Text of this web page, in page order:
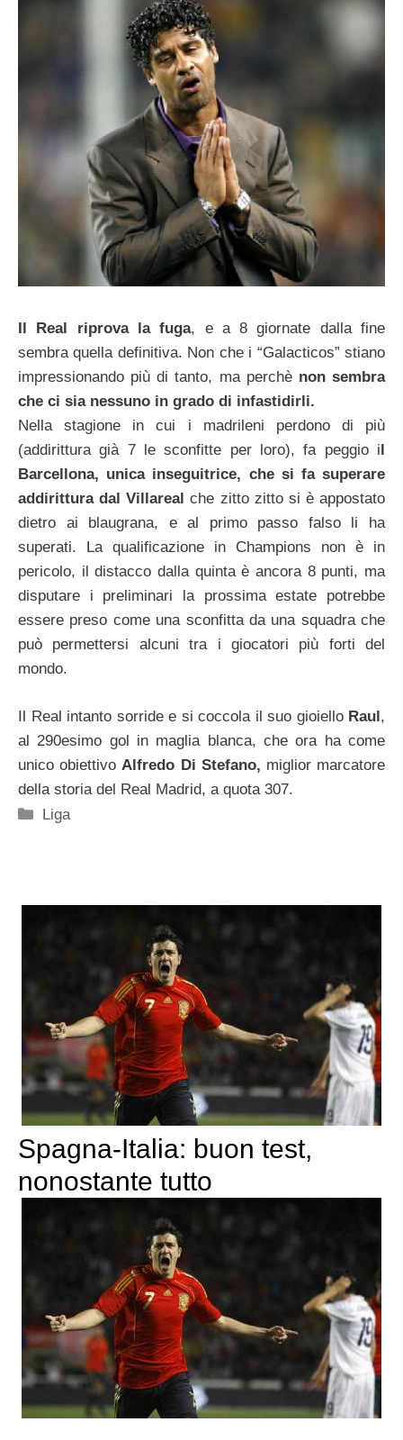
Il Real riprova la fuga, e a 8 giornate dalla fine
sembra quella definitiva. Non che i “Galacticos” stiano
impressionando più di tanto, ma perchè non sembra
che ci sia nessuno in grado di infastidirli.
Nella stagione in cui i madrileni perdono di più
(addirittura già 7 le sconfitte per loro), fa peggio i
Barcellona, unica inseguitrice, che si fa superare
addirittura dal Villareal che zitto zitto si è appostato
dietro ai blaugrana, e al primo passo falso li ha
superati. La qualificazione in Champions non è in
pericolo, il distacco dalla quinta è ancora 8 punti, ma
disputare i preliminari la prossima estate potrebbe
essere preso come una sconfitta da una squadra che
può permettersi alcuni tra i giocatori più forti del
mondo.
Il Real intanto sorride e si coccola il suo gioiello Raul,
al 290esimo gol in maglia blanca, che ora ha come
unico obiettivoAlfredo Di Stefano, miglior marcatore
della storia del Real Madrid, a quota 307.
Categorie
Liga
Spagna-Italia: buon test,
nonostante tutto